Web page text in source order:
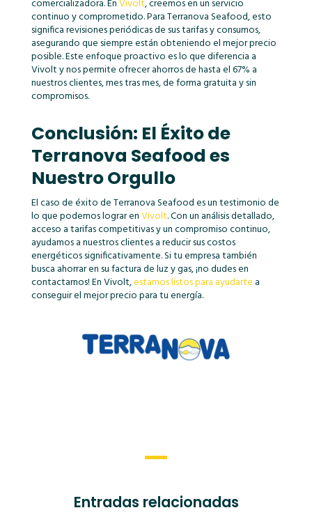
comercializadora. EnVivolt, creemos en un servicio
continuo y comprometido. Para Terranova Seafood, esto
significa revisiones periódicas de sus tarifas y consumos,
asegurando que siempre están obteniendo el mejor precio
posible. Este enfoque proactivo es lo que diferencia a
Vivolt y nos permite ofrecer ahorros de hasta el 67% a
nuestros clientes, mes tras mes, de forma gratuita y sin
compromisos.
Conclusión: El Éxito de
Terranova Seafood es
Nuestro Orgullo
El caso de éxito de Terranova Seafood es un testimonio de
lo que podemos lograr enVivolt. Con un análisis detallado,
acceso a tarifas competitivas y un compromiso continuo,
ayudamos a nuestros clientes a reducir sus costos
energéticos significativamente. Si tu empresa también
busca ahorrar en su factura de luz y gas, ¡no dudes en
contactarnos! En Vivolt,estamos listos para ayudarte a
conseguir el mejor precio para tu energía.
Entradas relacionadas